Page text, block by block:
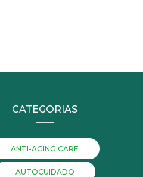
CATEGORIAS
ANTI-AGING CARE
AUTOCUIDADO